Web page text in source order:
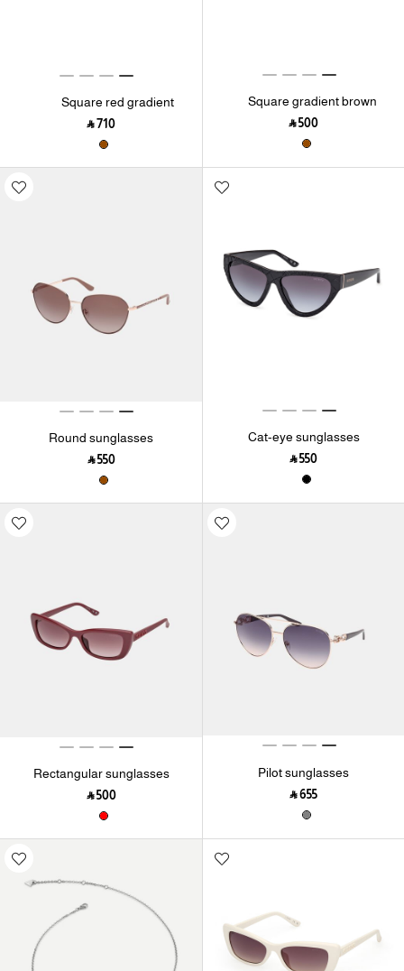
Square gradient brown
smoke sunglasses
‎ ⃁ ⁦500⁩ ‎
Square red gradient
smoke sunglasses
‎ ⃁ ⁦710⁩ ‎
Cat-eye sunglasses
‎ ⃁ ⁦550⁩ ‎
Round sunglasses
‎ ⃁ ⁦550⁩ ‎
Pilot sunglasses
‎ ⃁ ⁦655⁩ ‎
Rectangular sunglasses
‎ ⃁ ⁦500⁩ ‎